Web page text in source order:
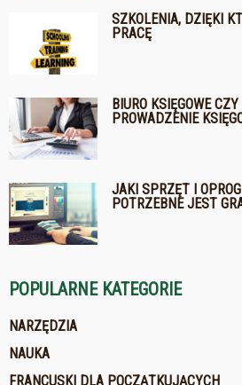
SZKOLENIA, DZIĘKI
PRACĘ
BIURO KSIĘGOWE
PROWADZENIE
JAKI SPRZĘT I
POTRZEBNE JEST
POPULARNE KATEGORIE
NARZĘDZIA
NAUKA
FRANCUSKI DLA POCZĄTKUJĄCYCH